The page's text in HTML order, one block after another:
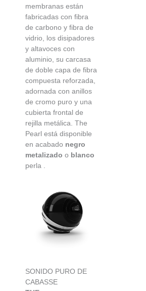
membranas están
fabricadas con fibra
de carbono y fibra de
vidrio, los disipadores
y altavoces con
aluminio, su carcasa
de doble capa de fibra
compuesta reforzada,
adornada con anillos
de cromo puro y una
cubierta frontal de
rejilla metálica. The
Pearl está disponible
en acabado negro
metalizado o blanco
perla .
SONIDO PURO DE
CABASSE